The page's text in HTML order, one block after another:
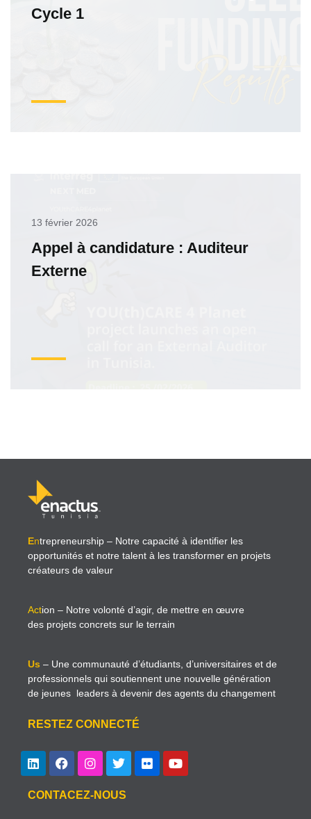
Cycle 1
13 février 2026
Appel à candidature : Auditeur
Externe
Entrepreneurship – Notre capacité à identifier les
opportunités et notre talent à les transformer en projets
créateurs de valeur
Action – Notre volonté d’agir, de mettre en œuvre
des projets concrets sur le terrain
Us – Une communauté d’étudiants, d’universitaires et de
professionnels qui soutiennent une nouvelle génération
de jeunes leaders à devenir des agents du changement
RESTEZ CONNECTÉ
CONTACEZ-NOUS